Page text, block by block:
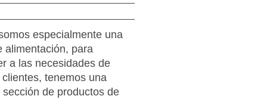
especialmente una
alimentación, para
a las necesidades de
tenemos una
sección de productos de